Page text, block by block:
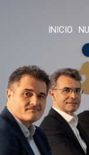
INICIO